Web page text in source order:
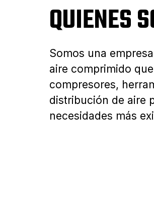
QUIENES
Somos una
aire comprimido
compresores,
distribución de aire
necesidades más